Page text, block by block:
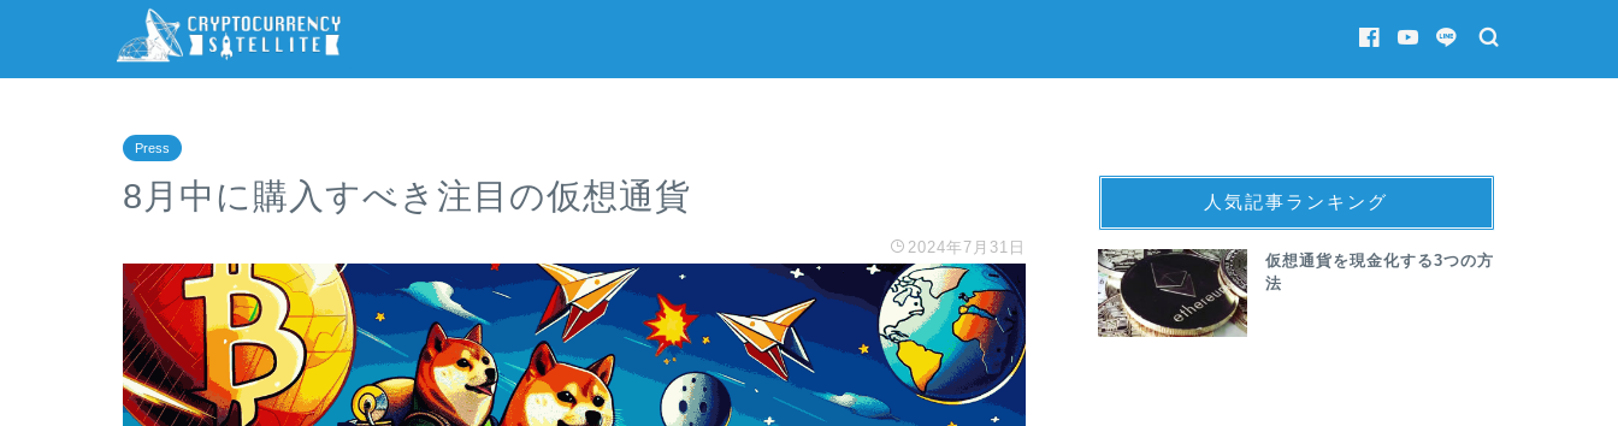
Press
8月中に購入すべき注目の仮想通貨
2024年7月31日
人気記事ランキング
仮想通貨を現金化する3つの方
法